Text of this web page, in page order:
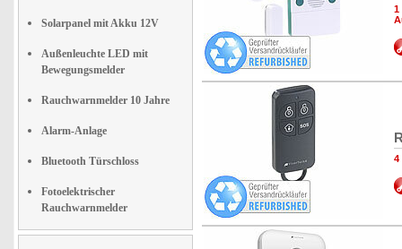
Solarpanel mit Akku 12V
Außenleuchte LED mit
Bewegungsmelder
Rauchwarnmelder 10 Jahre
Alarm-Anlage
Bluetooth Türschloss
Fotoelektrischer
Rauchwarnmelder
1
4